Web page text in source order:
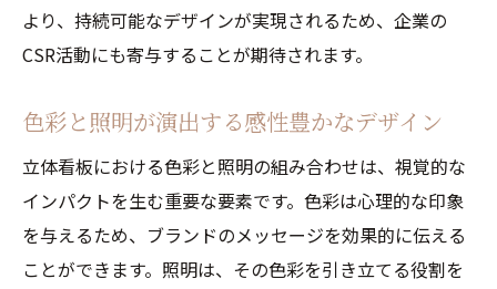
より、持続可能なデザインが実現されるため、企業の
CSR活動にも寄与することが期待されます。
色彩と照明が演出する感性豊かなデザイン
立体看板における色彩と照明の組み合わせは、視覚的な
インパクトを生む重要な要素です。色彩は心理的な印象
を与えるため、ブランドのメッセージを効果的に伝える
ことができます。照明は、その色彩を引き立てる役割を